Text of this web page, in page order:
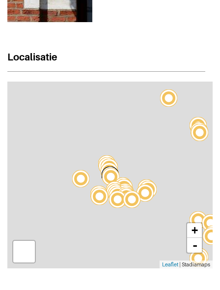
Localisatie
+
-
Leaflet | Stadiamaps